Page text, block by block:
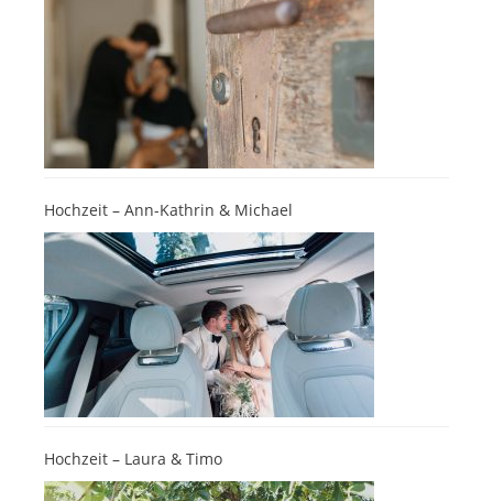
Hochzeit – Ann-Kathrin & Michael
Hochzeit – Laura & Timo